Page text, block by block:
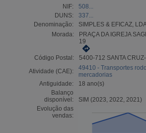
NIF:
508...
DUNS:
337...
Denominação:
SIMPLES & EFICAZ,
Morada:
PRAÇA DA IGREJA
19
Código Postal:
5400-712 SANTA
Atividade (CAE):
49410 - Transportes
mercadorias
Antiguidade:
18 ano(s)
Balanço
disponível:
SIM (2023, 2022, 2021)
Evolução das
vendas: